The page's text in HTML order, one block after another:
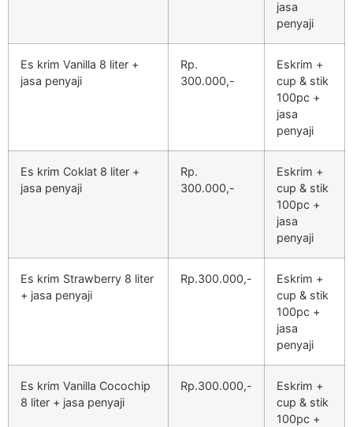
jasa
penyaji
Es krim Vanilla 8 liter +
jasa penyaji
Rp.
300.000,-
Eskrim +
cup & stik
100pc +
jasa
penyaji
Es krim Coklat 8 liter +
jasa penyaji
Rp.
300.000,-
Eskrim +
cup & stik
100pc +
jasa
penyaji
Es krim Strawberry 8 liter
+ jasa penyaji
Rp.300.000,-
Eskrim +
cup & stik
100pc +
jasa
penyaji
Es krim Vanilla Cocochip
8 liter + jasa penyaji
Rp.300.000,-
Eskrim +
cup & stik
100pc +